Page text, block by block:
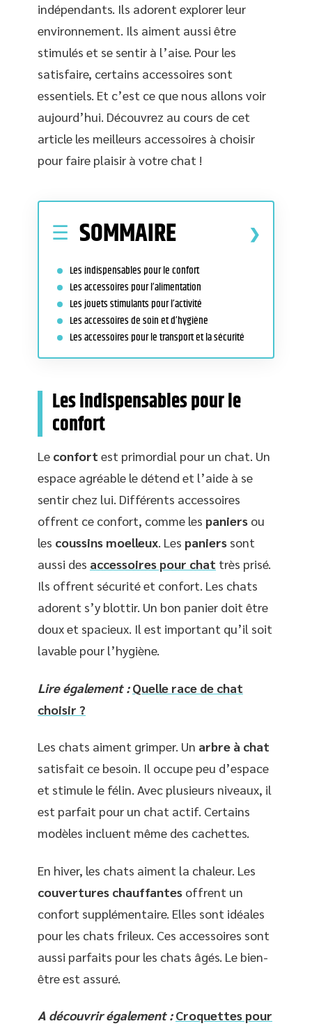
indépendants. Ils adorent explorer leur
environnement. Ils aiment aussi être
stimulés et se sentir à l’aise. Pour les
satisfaire, certains accessoires sont
essentiels. Et c’est ce que nous allons voir
aujourd’hui. Découvrez au cours de cet
article les meilleurs accessoires à choisir
pour faire plaisir à votre chat !
SOMMAIRE
Les indispensables pour le confort
Les accessoires pour l’alimentation
Les jouets stimulants pour l’activité
Les accessoires de soin et d’hygiène
Les accessoires pour le transport et la sécurité
Les indispensables pour le
confort
Le confort est primordial pour un chat. Un
espace agréable le détend et l’aide à se
sentir chez lui. Différents accessoires
offrent ce confort, comme les paniers ou
les coussins moelleux. Les paniers sont
aussi des accessoires pour chat très prisé.
Ils offrent sécurité et confort. Les chats
adorent s’y blottir. Un bon panier doit être
doux et spacieux. Il est important qu’il soit
lavable pour l’hygiène.
Lire également : Quelle race de chat
choisir ?
Les chats aiment grimper. Un arbre à chat
satisfait ce besoin. Il occupe peu d’espace
et stimule le félin. Avec plusieurs niveaux, il
est parfait pour un chat actif. Certains
modèles incluent même des cachettes.
En hiver, les chats aiment la chaleur. Les
couvertures chauffantes offrent un
confort supplémentaire. Elles sont idéales
pour les chats frileux. Ces accessoires sont
aussi parfaits pour les chats âgés. Le bien-
être est assuré.
A découvrir également : Croquettes pour